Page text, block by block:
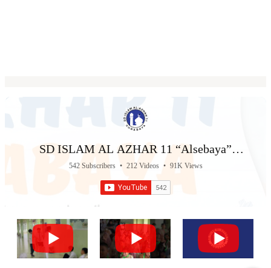
SD ISLAM AL AZHAR 11 “Alsebaya”
Surabaya
542 Subscribers • 212 Videos • 91K Views